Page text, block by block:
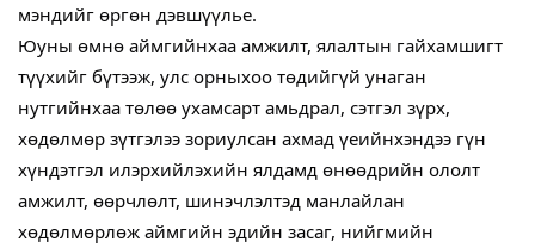
мэндийг өргөн дэвшүүлье.
Юуны өмнө аймгийнхаа амжилт, ялалтын гайхамшигт
түүхийг бүтээж, улс орныхоо төдийгүй унаган
нутгийнхаа төлөө ухамсарт амьдрал, сэтгэл зүрх,
хөдөлмөр зүтгэлээ зориулсан ахмад үеийнхэндээ гүн
хүндэтгэл илэрхийлэхийн ялдамд өнөөдрийн ололт
амжилт, өөрчлөлт, шинэчлэлтэд манлайлан
хөдөлмөрлөж аймгийн эдийн засаг, нийгмийн